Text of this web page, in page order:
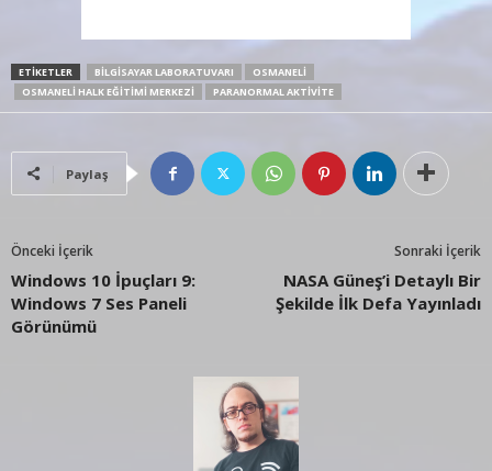
ETIKETLER BILGISAYAR LABORATUVARI
OSMANELI
OSMANELI HALK EĞITIMI MERKEZI
PARANORMAL AKTIVITE
Paylaş
Önceki İçerik
Windows 10 İpuçları 9:
Windows 7 Ses Paneli
Görünümü
Sonraki İçerik
NASA Güneş’i Detaylı Bir
Şekilde İlk Defa Yayınladı